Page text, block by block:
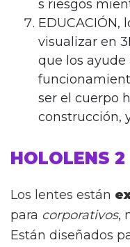
s riesgos
EDUCACIÓN,
visualizar en
que los
ser el cuerpo
construcción,
HOLOLENS 2
Los lentes están
para corporativos,
Están diseñados